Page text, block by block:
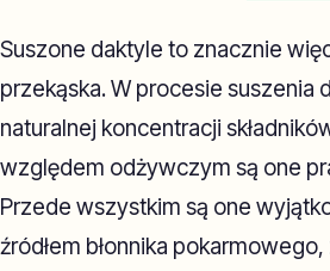
Suszone daktyle to znacznie
przekąska. W procesie suszenia
naturalnej koncentracji
względem odżywczym są one
Przede wszystkim są one
źródłem błonnika